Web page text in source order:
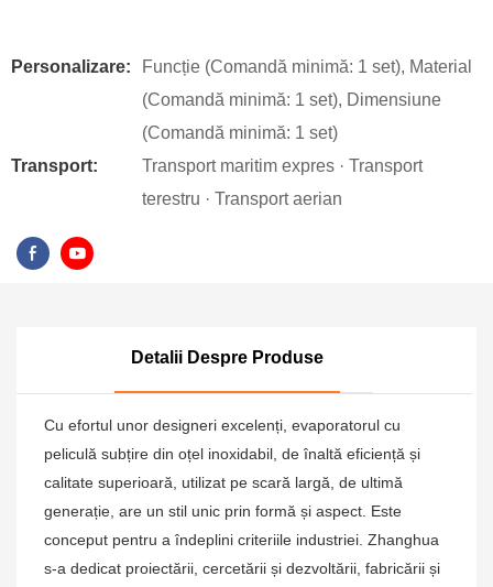
Personalizare:
Funcție (Comandă minimă: 1 set), Material
(Comandă minimă: 1 set), Dimensiune
(Comandă minimă: 1 set)
Transport:
Transport maritim expres · Transport
terestru · Transport aerian
Detalii Despre Produse
Cu efortul unor designeri excelenți, evaporatorul cu
peliculă subțire din oțel inoxidabil, de înaltă eficiență și
calitate superioară, utilizat pe scară largă, de ultimă
generație, are un stil unic prin formă și aspect. Este
conceput pentru a îndeplini criteriile industriei. Zhanghua
s-a dedicat proiectării, cercetării și dezvoltării, fabricării și